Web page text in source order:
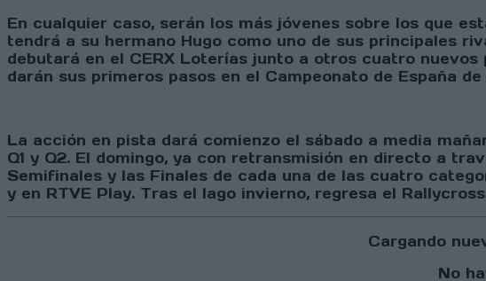
En cualquier caso, serán los más jóvenes sobre los que
tendrá a su hermano Hugo como uno de sus principales
debutará en el CERX Loterías junto a otros cuatro nuevos
darán sus primeros pasos en el Campeonato de España
La acción en pista dará comienzo el sábado a media
Q1 y Q2. El domingo, ya con retransmisión en directo a
Semifinales y las Finales de cada una de las cuatro
y en RTVE Play. Tras el lago invierno, regresa el
Cargando
No